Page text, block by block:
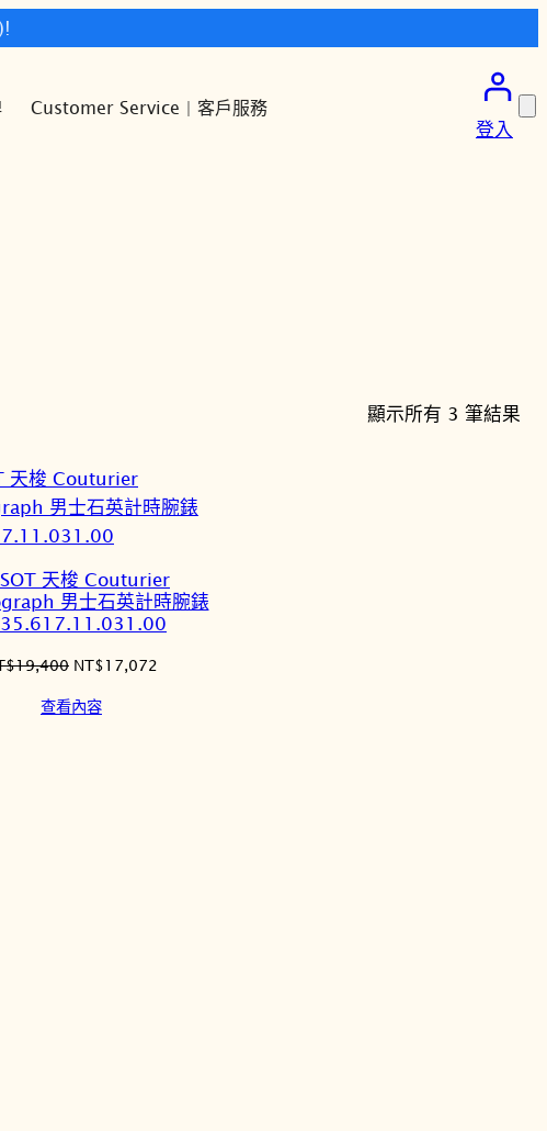
Customer Service | 客戶服務
登入
顯示所有 3 筆結果
天梭 Couturier
男士石英計時腕錶
19,400 原
價
NT$17,072
查看內容